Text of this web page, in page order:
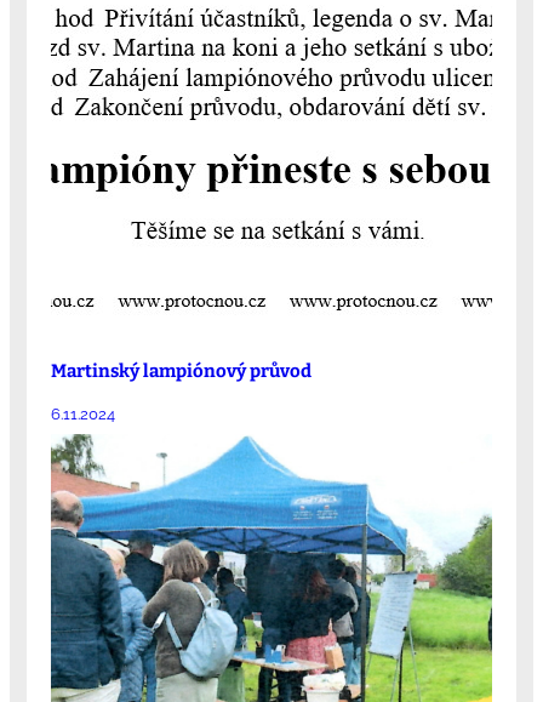
Martinský lampiónový průvod
6.11.2024